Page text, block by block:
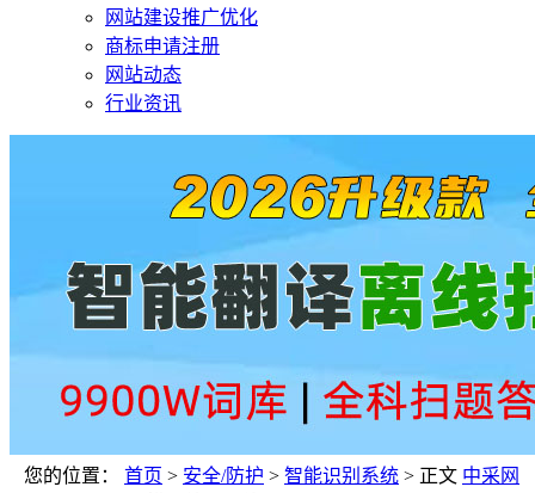
网站建设推广优化
商标申请注册
网站动态
行业资讯
您的位置： 首页 > 安全/防护 > 智能识别系统 > 正文 中采网